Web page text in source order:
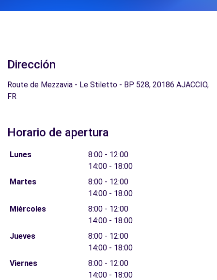
Dirección
Route de Mezzavia - Le Stiletto - BP 528, 20186 AJACCIO,
FR
Horario de apertura
Lunes
8:00 - 12:00
14:00 - 18:00
Martes
8:00 - 12:00
14:00 - 18:00
Miércoles
8:00 - 12:00
14:00 - 18:00
Jueves
8:00 - 12:00
14:00 - 18:00
Viernes
8:00 - 12:00
14:00 - 18:00